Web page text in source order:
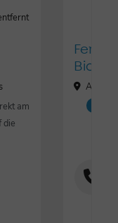
am
die
Am